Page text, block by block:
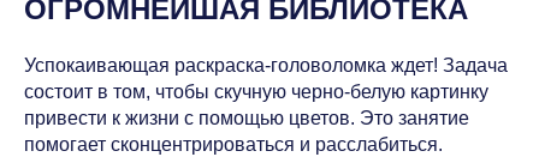
ОГРОМНЕЙШАЯ БИБЛИОТЕКА
Успокаивающая раскраска-головоломка ждет! Задача
состоит в том, чтобы скучную черно-белую картинку
привести к жизни с помощью цветов. Это занятие
помогает сконцентрироваться и расслабиться.